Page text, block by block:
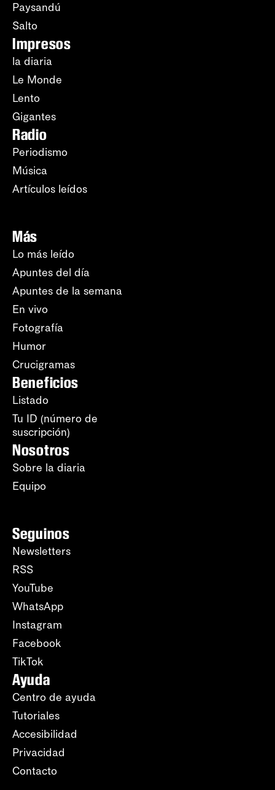
Paysandú
Salto
Impresos
la diaria
Le Monde
Lento
Gigantes
Radio
Periodismo
Música
Artículos leídos
Más
Lo más leído
Apuntes del día
Apuntes de la semana
En vivo
Fotografía
Humor
Crucigramas
Beneficios
Listado
Tu ID (número de
suscripción)
Nosotros
Sobre la diaria
Equipo
Seguinos
Newsletters
RSS
YouTube
WhatsApp
Instagram
Facebook
TikTok
Ayuda
Centro de ayuda
Tutoriales
Accesibilidad
Privacidad
Contacto